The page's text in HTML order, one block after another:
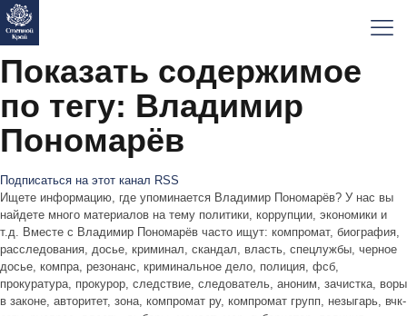
Показать содержимое
по тегу: Владимир
Пономарёв
Подписаться на этот канал RSS
Ищете информацию, где упоминается Владимир Пономарёв? У нас вы
найдете много материалов на тему политики, коррупции, экономики и
т.д. Вместе с Владимир Пономарёв часто ищут: компромат, биография,
расследования, досье, криминал, скандал, власть, спецлужбы, черное
досье, компра, резонанс, криминальное дело, полиция, фсб,
прокуратура, прокурор, следствие, следователь, аноним, зачистка, воры
в законе, авторитет, зона, компромат ру, компромат групп, незыгарь, вчк-